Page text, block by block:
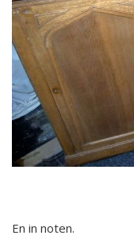
En in noten.